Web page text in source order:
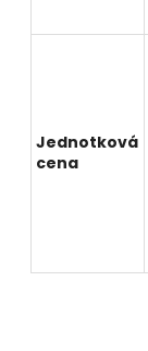
Jednotková
cena